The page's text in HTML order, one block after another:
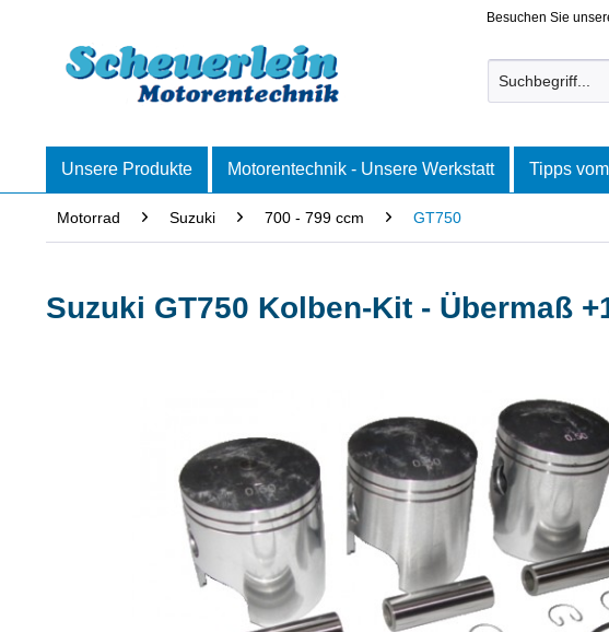
Besuchen Sie
Unsere Produkte Motorentechnik - Unsere Werkstatt Tipps
Motorrad Suzuki 700 - 799 ccm GT750
Suzuki GT750 Kolben-Kit - Übermaß